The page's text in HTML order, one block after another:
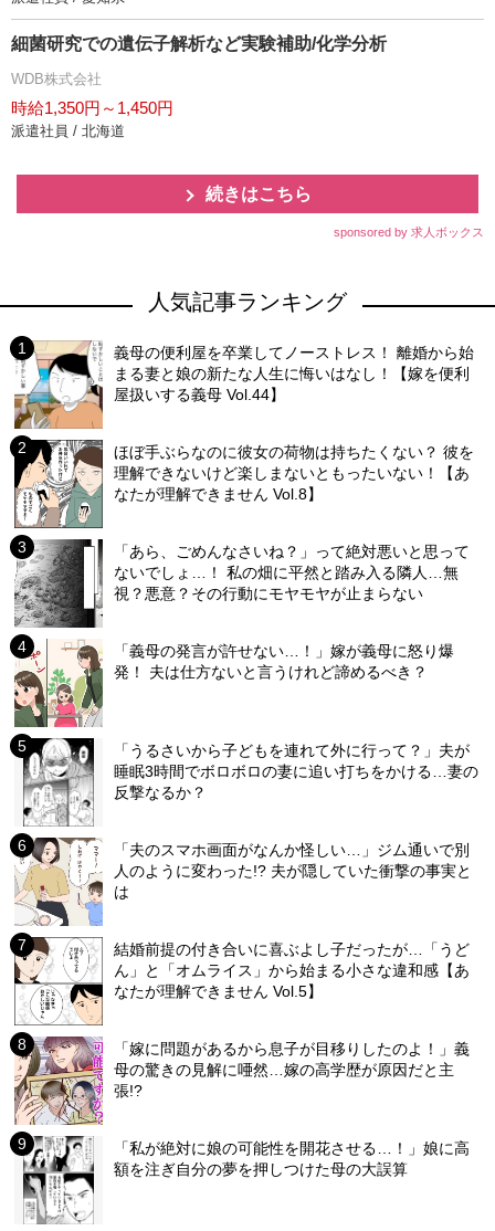
細菌研究での遺伝子解析など実験補助/化学分析
WDB株式会社
時給1,350円～1,450円
派遣社員 / 北海道
続きはこちら
sponsored by 求人ボックス
人気記事ランキング
義母の便利屋を卒業してノーストレス！ 離婚から始
まる妻と娘の新たな人生に悔いはなし！【嫁を便利
屋扱いする義母 Vol.44】
ほぼ手ぶらなのに彼女の荷物は持ちたくない？ 彼を
理解できないけど楽しまないともったいない！【あ
なたが理解できません Vol.8】
「あら、ごめんなさいね？」って絶対悪いと思って
ないでしょ…！ 私の畑に平然と踏み入る隣人…無
視？悪意？その行動にモヤモヤが止まらない
「義母の発言が許せない…！」嫁が義母に怒り爆
発！ 夫は仕方ないと言うけれど諦めるべき？
「うるさいから子どもを連れて外に行って？」夫が
睡眠3時間でボロボロの妻に追い打ちをかける…妻の
反撃なるか？
「夫のスマホ画面がなんか怪しい…」ジム通いで別
人のように変わった!? 夫が隠していた衝撃の事実と
は
結婚前提の付き合いに喜ぶよし子だったが…「うど
ん」と「オムライス」から始まる小さな違和感【あ
なたが理解できません Vol.5】
「嫁に問題があるから息子が目移りしたのよ！」義
母の驚きの見解に唖然…嫁の高学歴が原因だと主
張!?
「私が絶対に娘の可能性を開花させる…！」娘に高
額を注ぎ自分の夢を押しつけた母の大誤算